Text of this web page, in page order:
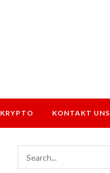
KRYPTO KONTAKT UNS